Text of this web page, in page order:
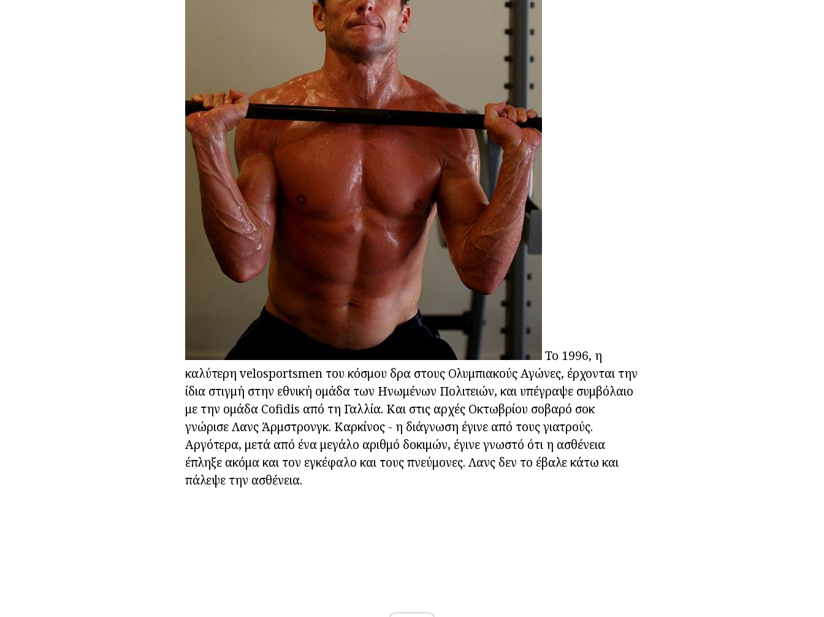
Το 1996, η
καλύτερη velosportsmen του κόσμου δρα στους Ολυμπιακούς Αγώνες, έρχονται την
ίδια στιγμή στην εθνική ομάδα των Ηνωμένων Πολιτειών, και υπέγραψε συμβόλαιο
με την ομάδα Cofidis από τη Γαλλία. Και στις αρχές Οκτωβρίου σοβαρό σοκ
γνώρισε Λανς Άρμστρονγκ. Καρκίνος - η διάγνωση έγινε από τους γιατρούς.
Αργότερα, μετά από ένα μεγάλο αριθμό δοκιμών, έγινε γνωστό ότι η ασθένεια
έπληξε ακόμα και τον εγκέφαλο και τους πνεύμονες. Λανς δεν το έβαλε κάτω και
πάλεψε την ασθένεια.